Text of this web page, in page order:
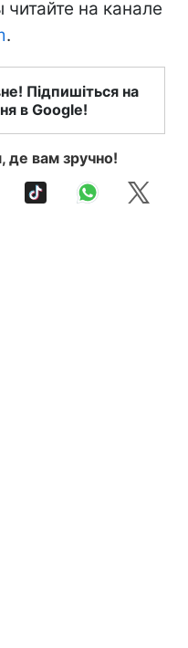
на канале
.
Підпишіться на
в Google!
де вам зручно!